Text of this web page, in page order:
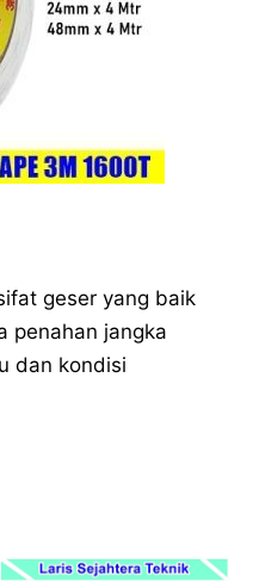
geser yang baik
penahan jangka
dan kondisi